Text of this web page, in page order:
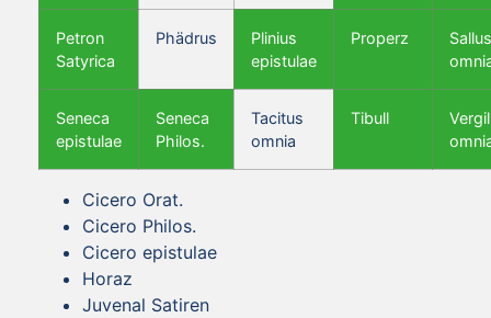
Petron
Satyrica
Phädrus
Plinius
epistulae
Properz
Seneca
epistulae
Seneca
Philos.
Tacitus
omnia
Tibull
Vergil
Cicero Orat.
Cicero Philos.
Cicero epistulae
Horaz
Juvenal Satiren